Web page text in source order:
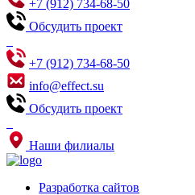
+7 (912) 734-68-50
Обсудить проект
+7 (912) 734-68-50
info@effect.su
Обсудить проект
Наши филиалы
Разработка сайтов